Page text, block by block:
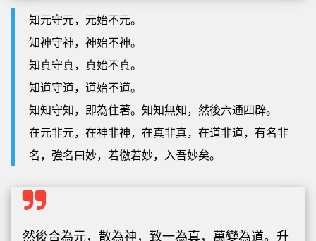
知元守元，元始不元。
知神守神，神始不神。
知真守真，真始不真。
知道守道，道始不道。
知知守知，即為住著。知知無知，然後六通四辟。
在元非元，在神非神，在真非真，在道非道，有名非
名，強名曰妙，若徼若妙，入吾妙矣。
然後合為元，散為神，致一為真，萬變為道。升